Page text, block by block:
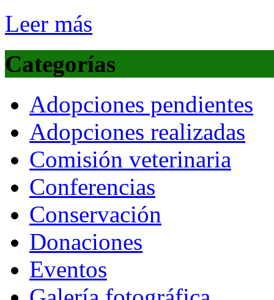
Leer más
Categorías
Adopciones pendientes
Adopciones realizadas
Comisión veterinaria
Conferencias
Conservación
Donaciones
Eventos